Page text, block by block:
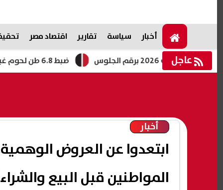
أخبار سياسة تقارير اقتصاد مصر
عاجل ضبط 6.8 طن لحوم غير صالحة للاستهلاك خلال حملات الطب البيطري بالفيوم برقم الجلوس
أخبار
ابتعدوا عن العروض
المواطنين قبل البيع